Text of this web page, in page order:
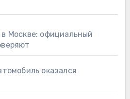
в Москве: официальный
оказался